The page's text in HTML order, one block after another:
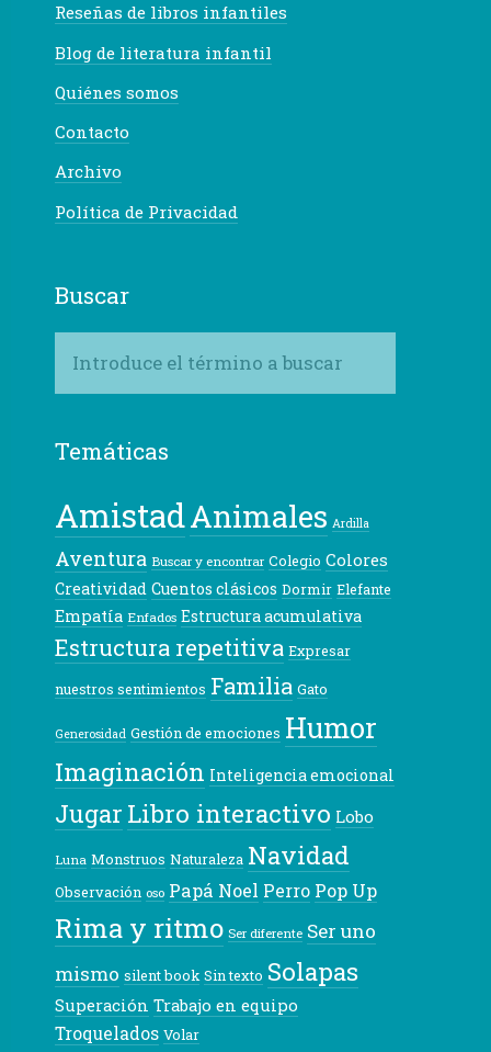
Reseñas de libros infantiles
Blog de literatura infantil
Quiénes somos
Contacto
Archivo
Política de Privacidad
Buscar
Temáticas
AmistadAnimales Ardilla
Aventura Buscar y encontrar Colegio Colores
Creatividad Cuentos clásicos Dormir Elefante
Empatía Enfados Estructura acumulativa
Estructura repetitiva Expresar
nuestros sentimientos Familia Gato
Generosidad Gestión de emociones Humor
Imaginación Inteligencia emocional
Jugar Libro interactivo Lobo
Luna Monstruos Naturaleza Navidad
Observación oso Papá Noel Perro Pop Up
Rima y ritmo Ser diferente Ser uno
mismo silent book Sin texto Solapas
Superación Trabajo en equipo
Troquelados Volar